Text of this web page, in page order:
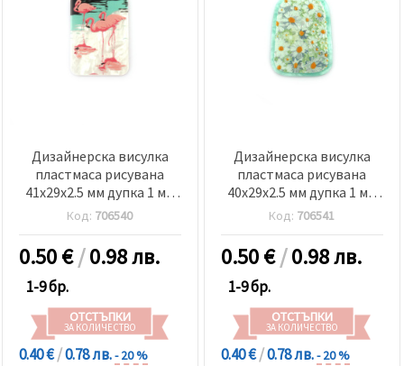
Дизайнерска висулка
пластмаса рисувана
41x29x2.5 мм дупка 1 мм
фламинго
Код: 706540
0.50€/0.98 лв.
1-9 бр.
ОТСТЪПКИ
ЗА КОЛИЧЕСТВО
0.40 €/0.78 лв.- 20 %
Дизайнерска висулка
пластмаса рисувана
40x29x2.5 мм дупка 1 мм
маргаритки
Код: 706541
0.50€/0.98 лв.
1-9 бр.
ОТСТЪПКИ
ЗА КОЛИЧЕСТВО
0.40 €/0.78 лв.- 20 %